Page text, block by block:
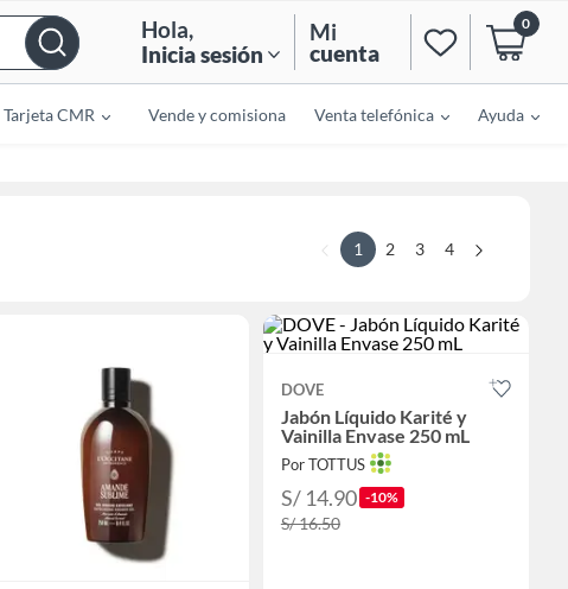
Hola,
Inicia sesión
Mi
cuenta
0
Tarjeta CMR Vende y comisiona Venta telefónica Ayuda
1 2 3 4
DOVE
Jabón Líquido Karité y
Vainilla Envase 250 mL
Por TOTTUS
S/ 14.90 -10%
S/ 16.50